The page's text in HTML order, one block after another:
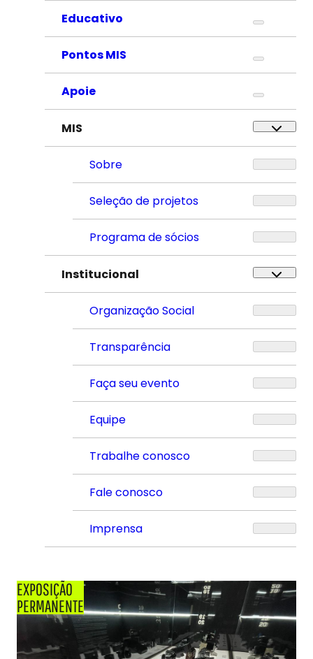
Educativo
Pontos MIS
Apoie
MIS
Sobre
Seleção de projetos
Programa de sócios
Institucional
Organização Social
Transparência
Faça seu evento
Equipe
Trabalhe conosco
Fale conosco
Imprensa
EXPOSIÇÃO
PERMANENTE